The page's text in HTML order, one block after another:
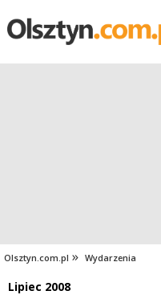
Olsztyn.com.pl Wydarzenia
Lipiec 2008